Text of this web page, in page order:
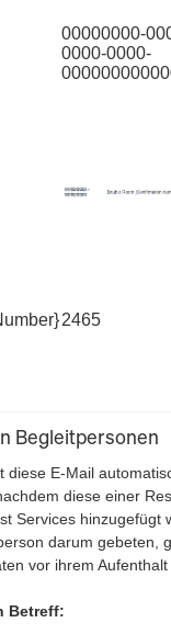
00000000-
0000-0000-
2465
Begleitpersonen
diese E-Mail
diese einer
Services hinzugefügt
darum gebeten,
vor ihrem Aufenthalt
Betreff: